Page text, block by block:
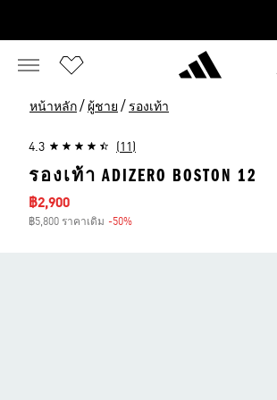
หน้าหลัก / ผู้ชาย / รองเท้า
4.3 (11)
รองเท้า ADIZERO BOSTON 12
ราคาลด
฿2,900
฿5,800 ราคาเดิม -50%